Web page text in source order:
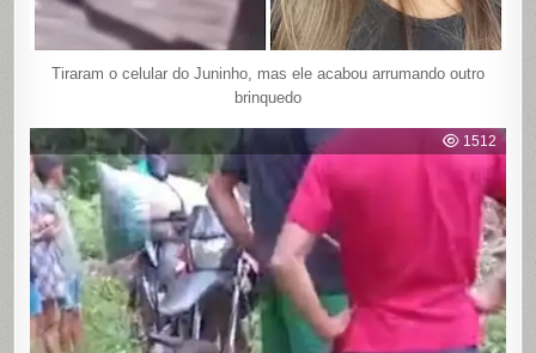
Tiraram o celular do Juninho, mas ele acabou arrumando outro
brinquedo
1512